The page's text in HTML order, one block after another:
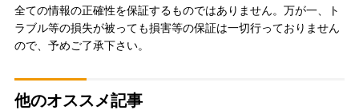
全ての情報の正確性を保証するものではありません。万が一、ト
ラブル等の損失が被っても損害等の保証は一切行っておりません
ので、予めご了承下さい。
他のオススメ記事